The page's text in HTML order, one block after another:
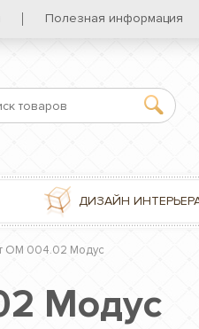
Полезная информация
ДИЗАЙН
ОМ 004.02 Модус
Модус